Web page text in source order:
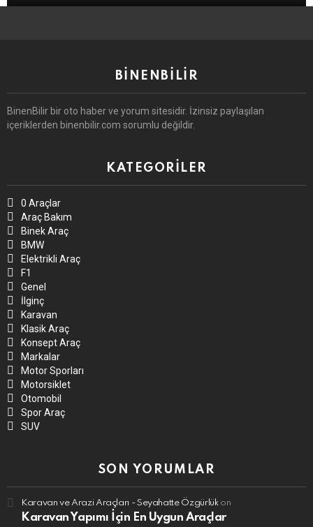
BINENBILIR
BinenBilir bir oto haber ve yorum sitesidir. İzinsiz paylaşılan
içeriklerden binenbilir.com sorumlu değildir.
KATEGORILER
0 Araçlar
Araç Bakım
Binek Araç
BMW
Elektrikli Araç
F1
Genel
İlginç
Karavan
Klasik Araç
Konsept Araç
Markalar
Motor Sporları
Motorsiklet
Otomobil
Spor Araç
SUV
SON YORUMLAR
Karavan ve Arazi Araçları - Seyahatte Özgürlükon
Karavan Yapımı İçin En Uygun Araçlar